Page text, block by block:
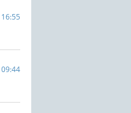
16:55
09:44